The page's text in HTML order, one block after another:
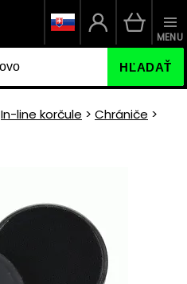
HĽADAŤ
MENU
In-line korčule
Chrániče